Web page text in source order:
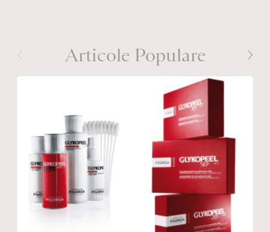
Articole Populare